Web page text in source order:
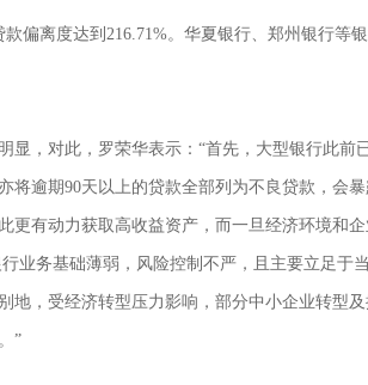
离度达到216.71%。华夏银行、郑州银行等
，对此，罗荣华表示：“首先，大型银行此前
将逾期90天以上的贷款全部列为不良贷款，会
更有动力获取高收益资产，而一旦经济环境和
业务基础薄弱，风险控制不严，且主要立足于
地，受经济转型压力影响，部分中小企业转型
”